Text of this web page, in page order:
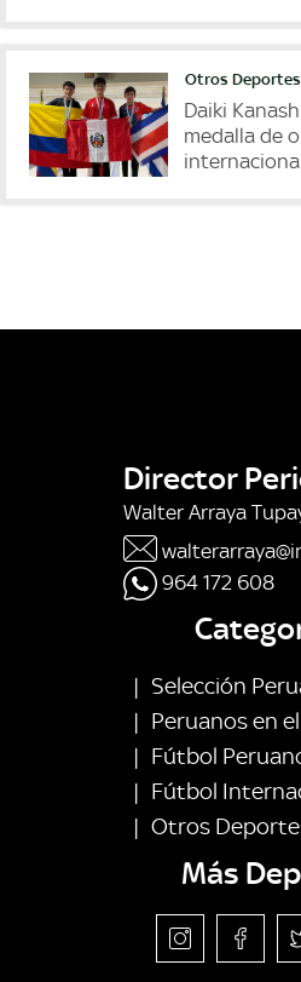
Otros Deportes
Daiki
medalla de
Director
Walter Arraya
964 172 608
| Selección
| Peruanos en
| Fútbol
| Fútbol
| Otros
Más